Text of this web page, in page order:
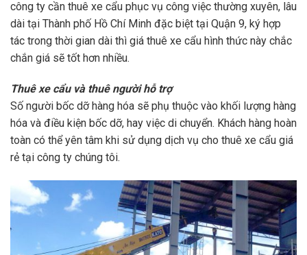
công ty cần thuê xe cẩu phục vụ công việc thường xuyên, lâu
dài tại Thành phố Hồ Chí Minh đặc biệt tại Quận 9, ký hợp
tác trong thời gian dài thì giá thuê xe cẩu hình thức này chắc
chắn giá sẽ tốt hơn nhiều.
Thuê xe cẩu và thuê người hỗ trợ
Số người bốc dỡ hàng hóa sẽ phụ thuộc vào khối lượng hàng
hóa và điều kiện bốc dỡ, hay việc di chuyển. Khách hàng hoàn
toàn có thể yên tâm khi sử dụng dịch vụ cho thuê xe cẩu giá
rẻ tại công ty chúng tôi.